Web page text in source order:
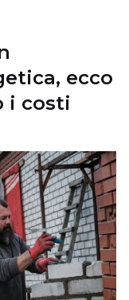
ecco
i costi